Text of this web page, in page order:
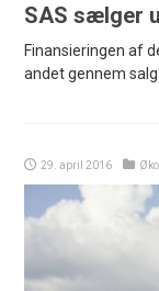
SAS sælger
Finansieringen af
andet gennem
29. april 2016